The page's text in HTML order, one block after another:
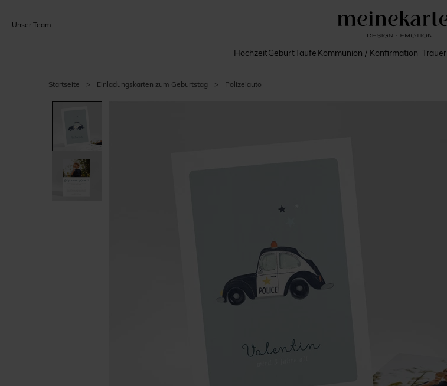
Unser Team
HochzeitGeburtTaufe Kommunion / Konfirmation Trauer
Startseite > Einladungskarten zum Geburtstag > Polizeiauto